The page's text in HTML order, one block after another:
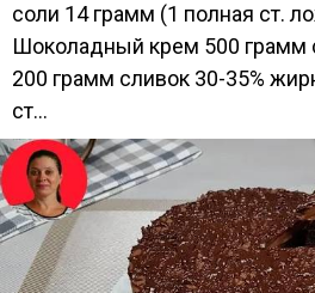
соли 14 грамм (1 полная ст.
Шоколадный крем 500 грамм
200 грамм сливок 30-35%
ст...